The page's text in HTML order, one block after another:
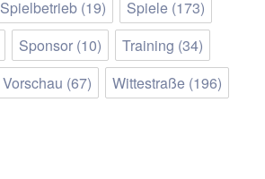
Spielbetrieb (19) Spiele (173)
Sponsor (10) Training (34)
Vorschau (67) Wittestraße (196)